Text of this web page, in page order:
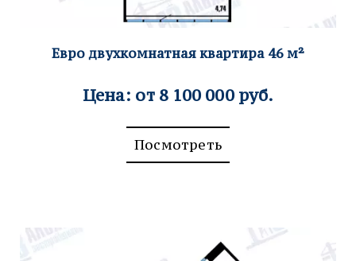
Евро двухкомнатная квартира 46м²
Цена: от 8 100 000 руб.
Посмотреть